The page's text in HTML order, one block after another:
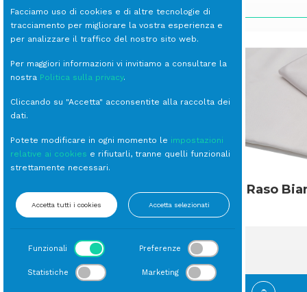
Piano Caldo Raso
Facciamo uso di cookies e di altre tecnologie di
tracciamento per migliorare la vostra esperienza e
per analizzare il traffico del nostro sito web.
Per maggiori informazioni vi invitiamo a consultare la
nostra Politica sulla privacy.
Cliccando su "Accetta" acconsentite alla raccolta dei
dati.
Potete modificare in ogni momento le impostazioni
relative ai cookies e rifiutarli, tranne quelli funzionali
strettamente necessari.
Accetta tutti i cookies Accetta selezionati
Funzionali Preferenze
Statistiche Marketing